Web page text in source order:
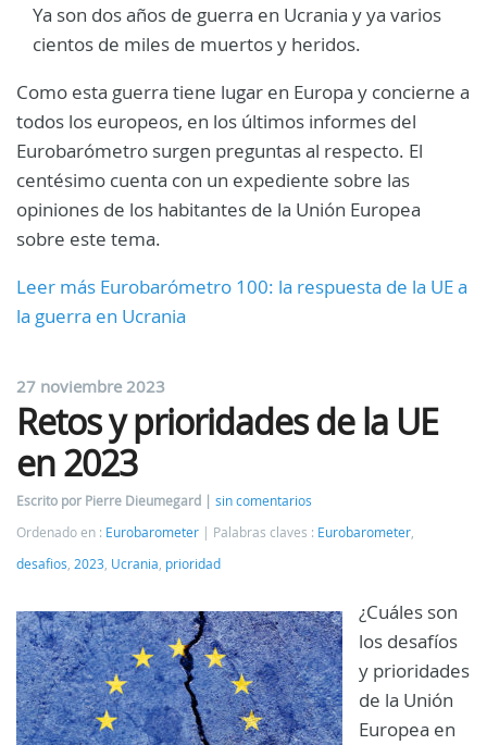
Ya son dos años de guerra en Ucrania y ya varios
cientos de miles de muertos y heridos.
Como esta guerra tiene lugar en Europa y concierne a
todos los europeos, en los últimos informes del
Eurobarómetro surgen preguntas al respecto. El
centésimo cuenta con un expediente sobre las
opiniones de los habitantes de la Unión Europea
sobre este tema.
Leer más Eurobarómetro 100: la respuesta de la UE a
la guerra en Ucrania
27 noviembre 2023
Retos y prioridades de la UE
en 2023
Escrito por Pierre Dieumegard
sin comentarios
Ordenado en : Eurobarometer Palabras claves : Eurobarometer
desafios 2023 Ucrania prioridad
¿Cuáles son
los desafíos
y prioridades
de la Unión
Europea en